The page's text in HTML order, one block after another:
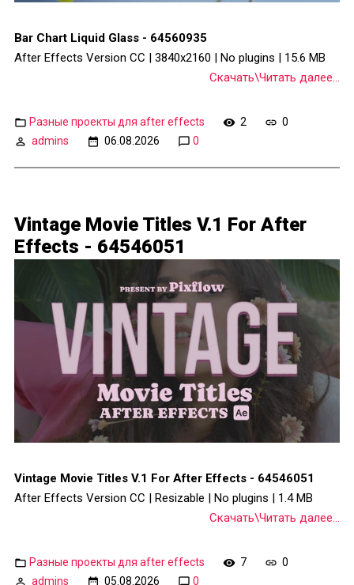
Bar Chart Liquid Glass - 64560935
After Effects Version CC | 3840x2160 | No plugins | 15.6 MB
Скачать\Читать далее...
Разные проекты для after effects 2
0
admins
06.08.2026 0
Vintage Movie Titles V.1 For After
Effects - 64546051
Vintage Movie Titles V.1 For After Effects - 64546051
After Effects Version CC | Resizable | No plugins | 1.4 MB
Скачать\Читать далее...
Разные проекты для after effects 7
0
admins
05.08.2026 0